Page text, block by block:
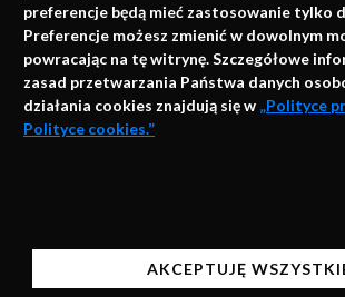
preferencje będą mieć zastosowanie tylko
Preferencje możesz zmienić w dowolnym
powracając na tę witrynę. Szczegółowe
zasad przetwarzania Państwa danych
działania cookies znajdują się w „Polityce
Polityce cookies.”
AKCEPTUJĘ
ul. Towarowa 2
43-460 Wisła
Redakcja medyczna:
ul. Wolności 338b
61-312 Poznań
Wsparcie:
automatycznego przechowywania
statystycznych, realizacji usług i